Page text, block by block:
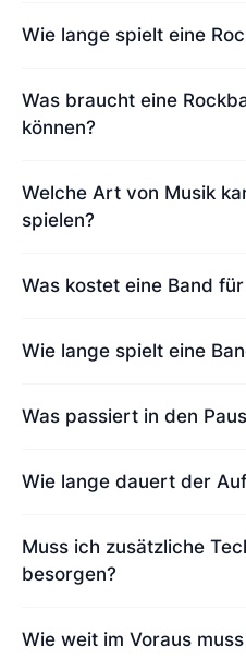
Wie lange spielt eine
Was braucht eine
können?
Welche Art von Musik
spielen?
Was kostet eine Band
Wie lange spielt eine
Was passiert in den
Wie lange dauert der
Muss ich zusätzliche
besorgen?
Wie weit im Voraus